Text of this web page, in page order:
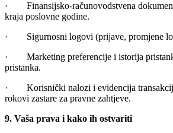
· Finansijsko-računovodstvena
kraja poslovne godine.
· Sigurnosni logovi (prijave, promjene
· Marketing preferencije i istorija
pristanka.
· Korisnički nalozi i evidencija
rokovi zastare za pravne zahtjeve.
9. Vaša prava i kako ih ostvariti